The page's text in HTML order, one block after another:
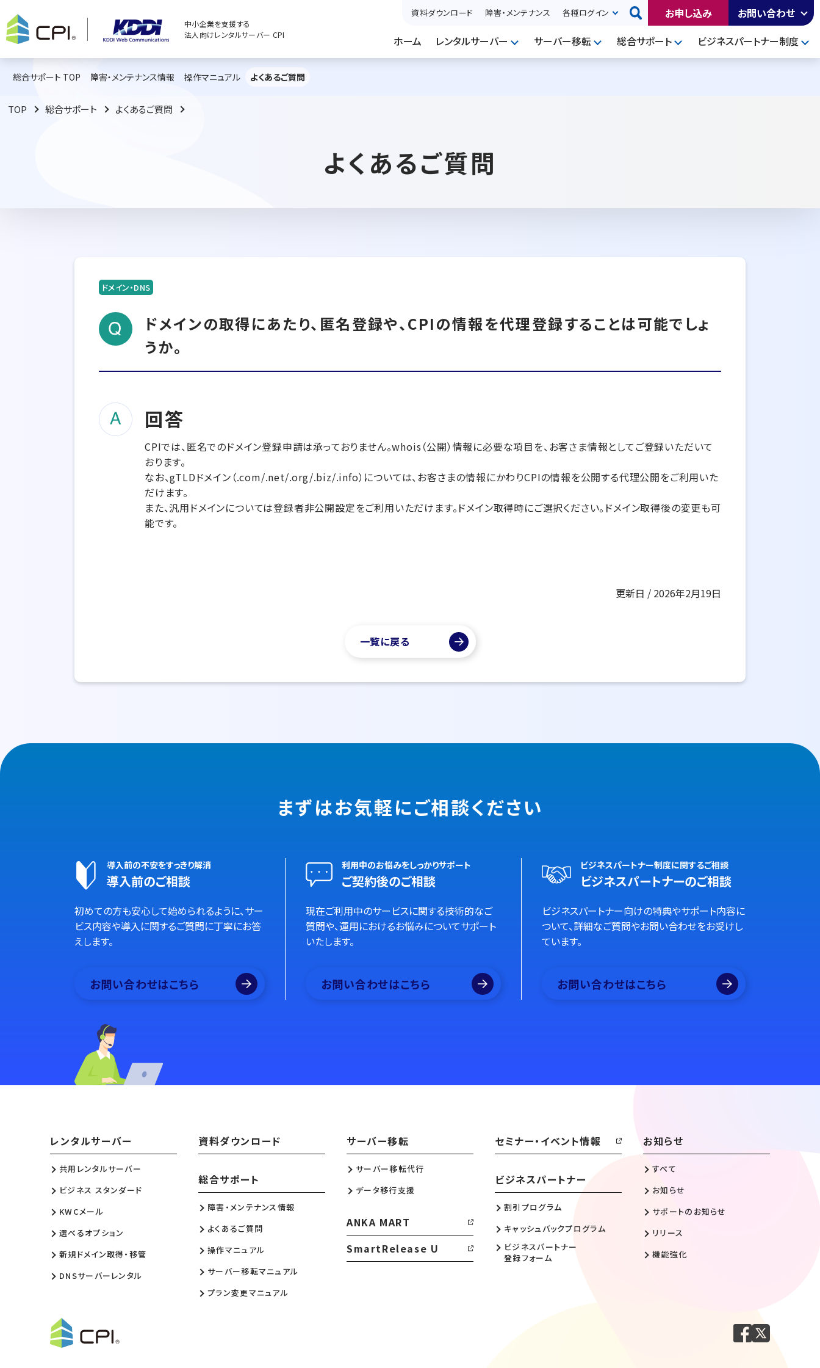
中小企業を支援する
法人向けレンタルサーバー CPI
資料ダウンロード 障害・メンテナンス 各種ログイン お申し込み
お問い合わせ
ホーム
レンタルサーバー サーバー移転 総合サポート ビジネスパートナー制度
総合サポート TOP 障害・メンテナンス情報 操作マニュアル よくあるご質問
TOP 総合サポート よくあるご質問
よくあるご質問
ドメイン・DNS
ドメインの取得にあたり、匿名登録や、CPIの情報を代理登録することは可能でしょ
うか。
回答
CPIでは、匿名でのドメイン登録申請は承っておりません。whois（公開）情報に必要な項目を、お客さま情報としてご登録いただいて
おります。
なお、gTLDドメイン（.com/.net/.org/.biz/.info）については、お客さまの情報にかわりCPIの情報を公開する代理公開をご利用いた
だけます。
また、汎用ドメインについては登録者非公開設定をご利用いただけます。ドメイン取得時にご選択ください。ドメイン取得後の変更も可
能です。
更新日 / 2026年2月19日
一覧に戻る
まずはお気軽にご相談ください
導入前の不安をすっきり解消
導入前のご相談
初めての方も安心して始められるように、サー
ビス内容や導入に関するご質問に丁寧にお答
えします。
お問い合わせはこちら
利用中のお悩みをしっかりサポート
ご契約後のご相談
現在ご利用中のサービスに関する技術的なご
質問や、運用におけるお悩みについてサポート
いたします。
お問い合わせはこちら
ビジネスパートナー制度に関するご相談
ビジネスパートナーのご相談
ビジネスパートナー向けの特典やサポート内容に
ついて、詳細なご質問やお問い合わせをお受けし
ています。
お問い合わせはこちら
レンタルサーバー
共用レンタルサーバー
ビジネス スタンダード
KWCメール
選べるオプション
新規ドメイン取得・移管
DNSサーバーレンタル
資料ダウンロード
総合サポート
障害・メンテナンス情報
よくあるご質問
操作マニュアル
サーバー移転マニュアル
プラン変更マニュアル
サーバー移転
サーバー移転代行
データ移行支援
ANKA MART
SmartRelease U
セミナー・イベント情報
ビジネスパートナー
割引プログラム
キャッシュバックプログラム
ビジネスパートナー
登録フォーム
お知らせ
すべて
お知らせ
サポートのお知らせ
リリース
機能強化